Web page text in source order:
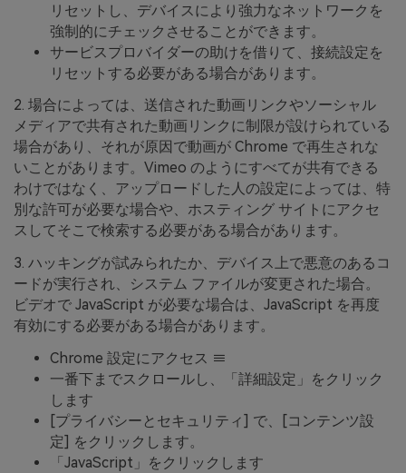
リセットし、デバイスにより強力なネットワークを
強制的にチェックさせることができます。
サービスプロバイダーの助けを借りて、接続設定を
リセットする必要がある場合があります。
2. 場合によっては、送信された動画リンクやソーシャル
メディアで共有された動画リンクに制限が設けられている
場合があり、それが原因で動画が Chrome で再生されな
いことがあります。Vimeo のようにすべてが共有できる
わけではなく、アップロードした人の設定によっては、特
別な許可が必要な場合や、ホスティング サイトにアクセ
スしてそこで検索する必要がある場合があります。
3. ハッキングが試みられたか、デバイス上で悪意のあるコ
ードが実行され、システム ファイルが変更された場合。
ビデオで JavaScript が必要な場合は、JavaScript を再度
有効にする必要がある場合があります。
Chrome 設定にアクセス ≡
一番下までスクロールし、「詳細設定」をクリック
します
[プライバシーとセキュリティ] で、[コンテンツ設
定] をクリックします。
「JavaScript」をクリックします